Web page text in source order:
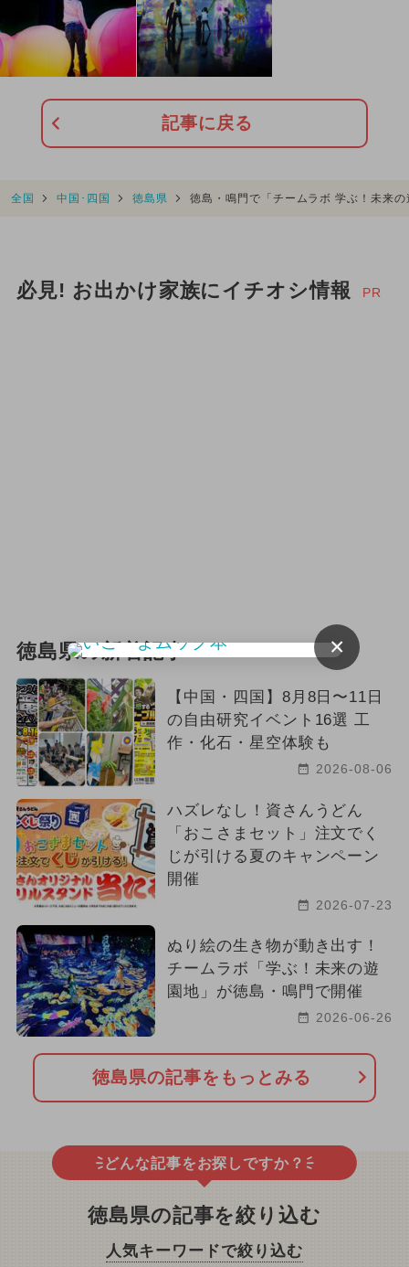
記事に戻る
全国 中国･四国 徳島県 徳島・鳴門で「チームラボ 学ぶ！未来
必見! お出かけ家族にイチオシ情報 PR
徳島県の新着記事
【中国・四国】8月8日〜11日
の自由研究イベント16選 工
作・化石・星空体験も
2026-08-06
ハズレなし！資さんうどん
「おこさまセット」注文でく
じが引ける夏のキャンペーン
開催
2026-07-23
ぬり絵の生き物が動き出す！
チームラボ「学ぶ！未来の遊
園地」が徳島・鳴門で開催
2026-06-26
徳島県の記事をもっとみる
どんな記事をお探しですか？
徳島県の記事を絞り込む
人気キーワードで絞り込む
×